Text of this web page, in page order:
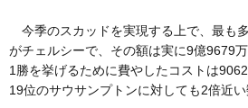
今季のスカッドを実現する上で、最も
がチェルシーで、その額は実に9億9679
1勝を挙げるために費やしたコストは
19位のサウサンプトンに対しても2倍近い